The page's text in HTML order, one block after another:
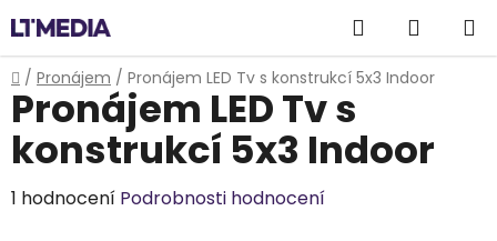
na
obsah
Hledat
KOŠÍK
Domů
/ Pronájem / Pronájem LED Tv s konstrukcí 5x3 Indoor
Pronájem LED Tv s
konstrukcí 5x3 Indoor
Průměrné
1 hodnocení Podrobnosti hodnocení